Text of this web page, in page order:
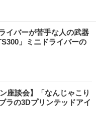
イバーが苦手な人の武器
」ミニドライバーの
座談会】「なんじゃこり
ラの3Dプリンテッドアイ